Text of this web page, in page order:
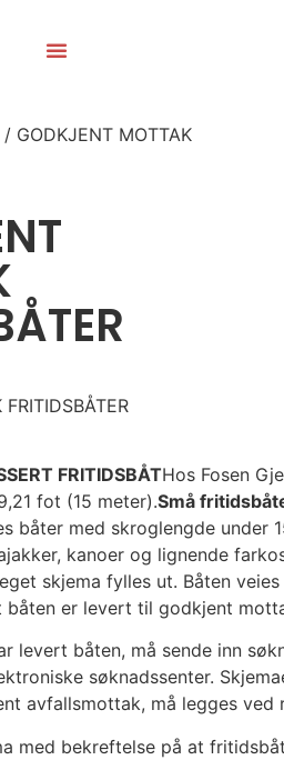
GODKJENT MOTTAK
FRITIDSBÅTHos Fosen
fot (15 meter).Små
båter med skroglengde under
kanoer og lignende
skjema fylles ut. Båten
båten er levert til godkjent
levert båten, må sende inn
søknadssenter.
avfallsmottak, må legges ved
med bekreftelse på at